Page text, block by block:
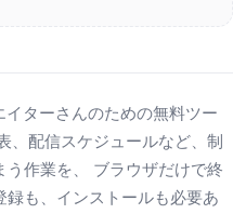
ターさんのための無料ツー
、配信スケジュールなど、制
作業を、 ブラウザだけで終
も、インストールも必要あ